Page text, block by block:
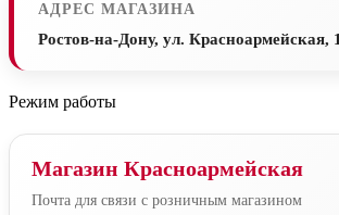
АДРЕС МАГАЗИНА
Ростов-на-Дону, ул. Красноармейская,
Режим работы
Магазин Красноармейская
Почта для связи с розничным магазином